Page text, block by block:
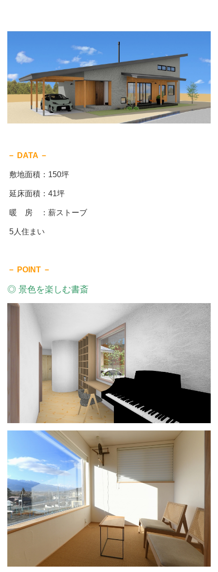
－ DATA －
敷地面積：150坪
延床面積：41坪
暖 房 ：薪ストーブ
5人住まい
－ POINT －
◎ 景色を楽しむ書斎